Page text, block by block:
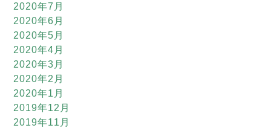
2020年7月
2020年6月
2020年5月
2020年4月
2020年3月
2020年2月
2020年1月
2019年12月
2019年11月